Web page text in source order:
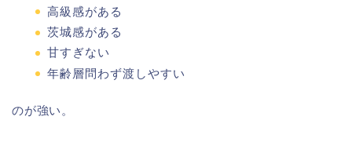
高級感がある
茨城感がある
甘すぎない
年齢層問わず渡しやすい
のが強い。